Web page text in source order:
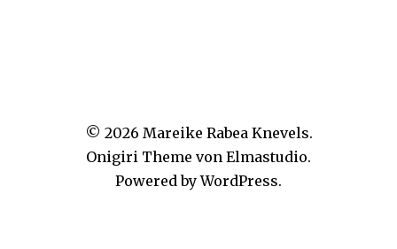
© 2026 Mareike Rabea Knevels.
Onigiri Theme von Elmastudio.
Powered byWordPress.